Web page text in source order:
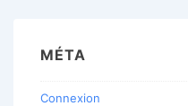
MÉTA
Connexion